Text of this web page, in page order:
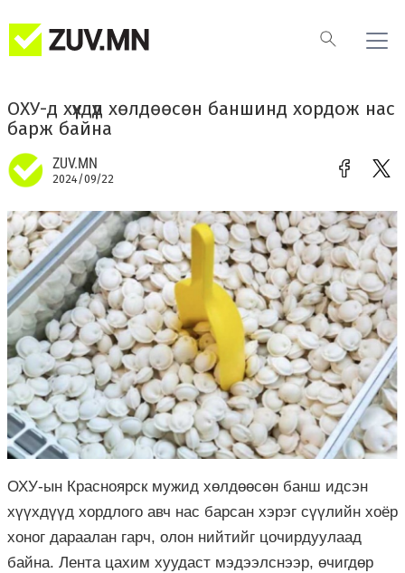
ОХУ-д хүүхдүүд хөлдөөсөн баншинд хордож нас
барж байна
ZUV.MN
2024/09/22
ОХУ-ын Красноярск мужид хөлдөөсөн банш идсэн
хүүхдүүд хордлого авч нас барсан хэрэг сүүлийн хоёр
хоног дараалан гарч, олон нийтийг цочирдуулаад
байна. Лента цахим хуудаст мэдээлснээр, өчигдөр